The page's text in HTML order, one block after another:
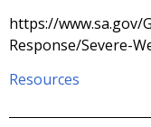
https://www.sa.gov/
Response/Severe-
Resources